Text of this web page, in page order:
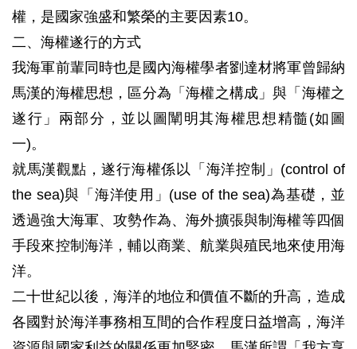
權，是國家強盛和繁榮的主要因素10。
二、海權遂行的方式
我海軍前輩同時也是國內海權學者劉達材將軍曾歸納
馬漢的海權思想，區分為「海權之構成」與「海權之
遂行」兩部分，並以圖闡明其海權思想精髓(如圖
一)。
就馬漢觀點，遂行海權係以「海洋控制」(control of
the sea)與「海洋使用」(use of the sea)為基礎，並
透過強大海軍、攻勢作為、海外擴張與制海權等四個
手段來控制海洋，輔以商業、航業與殖民地來使用海
洋。
二十世紀以後，海洋的地位和價值不斷的升高，造成
各國對於海洋事務相互間的合作程度日益增高，海洋